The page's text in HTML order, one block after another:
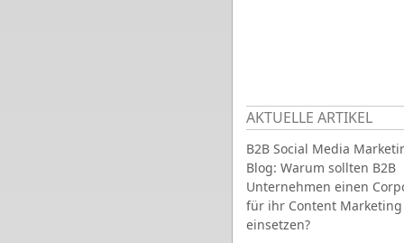
AKTUELLE ARTIKEL
B2B Social Media
Blog: Warum sollten B2B
Unternehmen einen
für ihr Content Marketing
einsetzen?